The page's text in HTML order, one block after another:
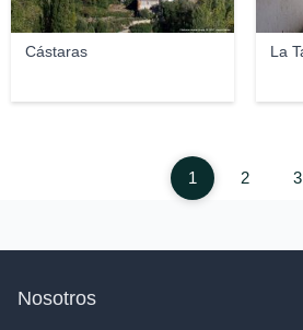
Cástaras La
1 2 3
Nosotros